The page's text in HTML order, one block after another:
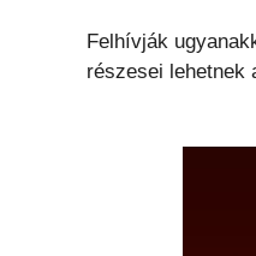
Felhívják
részesei lehetnek